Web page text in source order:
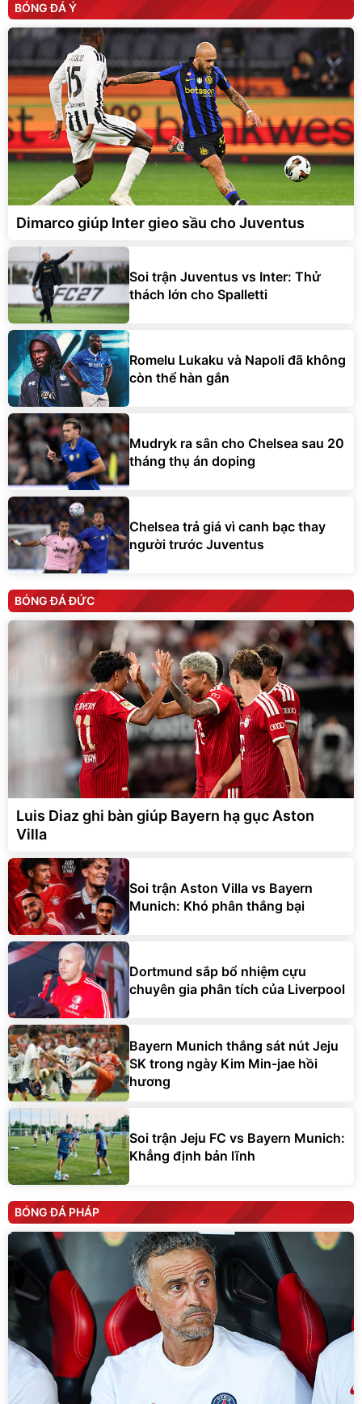
BÓNG ĐÁ Ý
Dimarco giúp Inter gieo sầu cho Juventus
Soi trận Juventus vs Inter: Thử
thách lớn cho Spalletti
Romelu Lukaku và Napoli đã không
còn thể hàn gắn
Mudryk ra sân cho Chelsea sau 20
tháng thụ án doping
Chelsea trả giá vì canh bạc thay
người trước Juventus
BÓNG ĐÁ ĐỨC
Luis Diaz ghi bàn giúp Bayern hạ gục Aston
Villa
Soi trận Aston Villa vs Bayern
Munich: Khó phân thắng bại
Dortmund sắp bổ nhiệm cựu
chuyên gia phân tích của Liverpool
Bayern Munich thắng sát nút Jeju
SK trong ngày Kim Min-jae hồi
hương
Soi trận Jeju FC vs Bayern Munich:
Khẳng định bản lĩnh
BÓNG ĐÁ PHÁP